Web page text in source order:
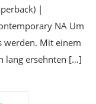
|
NA Um
werden. Mit einem
lang ersehnten […]